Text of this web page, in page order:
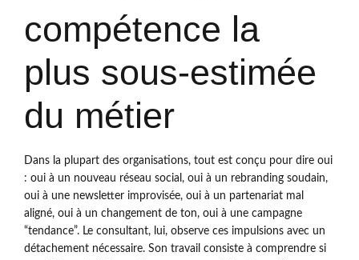
compétence la
plus sous-estimée
du métier
Dans la plupart des organisations, tout est conçu pour dire oui
: oui à un nouveau réseau social, oui à un rebranding soudain,
oui à une newsletter improvisée, oui à un partenariat mal
aligné, oui à un changement de ton, oui à une campagne
“tendance”. Le consultant, lui, observe ces impulsions avec un
détachement nécessaire. Son travail consiste à comprendre si